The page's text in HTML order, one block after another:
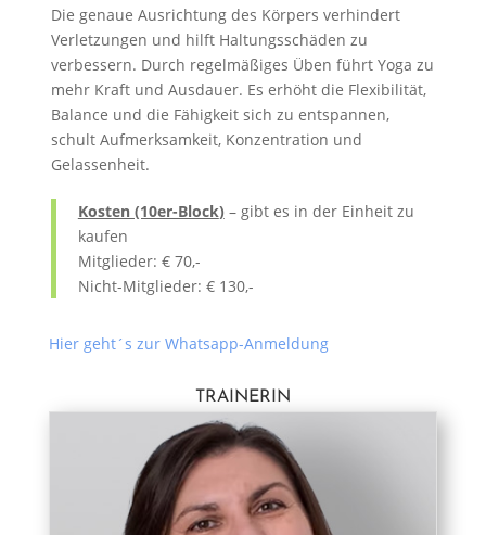
Die genaue Ausrichtung des Körpers verhindert
Verletzungen und hilft Haltungsschäden zu
verbessern. Durch regelmäßiges Üben führt Yoga zu
mehr Kraft und Ausdauer. Es erhöht die Flexibilität,
Balance und die Fähigkeit sich zu entspannen,
schult Aufmerksamkeit, Konzentration und
Gelassenheit.
Kosten (10er-Block) – gibt es in der Einheit zu
kaufen
Mitglieder: € 70,-
Nicht-Mitglieder: € 130,-
Hier geht´s zur Whatsapp-Anmeldung
TRAINERIN